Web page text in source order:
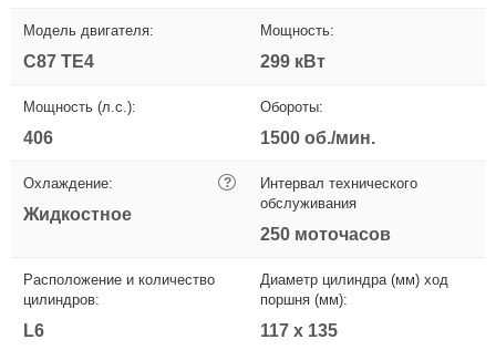
Модель двигателя:
C87 TE4
Мощность:
299 кВт
Мощность (л.с.):
406
Обороты:
1500 об./мин.
Охлаждение: ?
Жидкостное
Интервал технического
обслуживания
250 моточасов
Расположение и количество
цилиндров:
L6
Диаметр цилиндра (мм) ход
поршня (мм):
117 x 135